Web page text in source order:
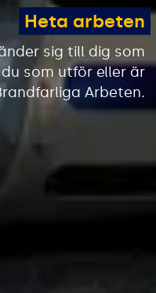
Heta arbeten
sig till dig som
som utför eller är
Arbeten.